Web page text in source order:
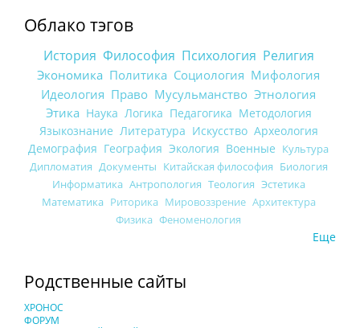
Облако тэгов
История Философия Психология Религия
Экономика Политика Социология Мифология
Идеология Право Мусульманство Этнология
Этика Наука Логика Педагогика Методология
Языкознание Литература Искусство Археология
Демография География Экология Военные Культура
Дипломатия Документы Китайская философия Биология
Информатика Антропология Теология Эстетика
Математика Риторика Мировоззрение Архитектура
Физика Феноменология
Еще
Родственные сайты
ХРОНОС
ФОРУМ